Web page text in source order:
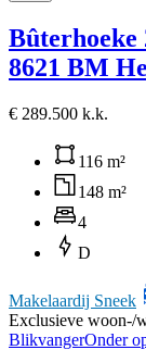
Bûterhoeke
8621 BM
€ 289.500 k.k.
116 m²
148 m²
4
D
Makelaardij Sneek
Exclusieve woon-/
BlikvangerOnder